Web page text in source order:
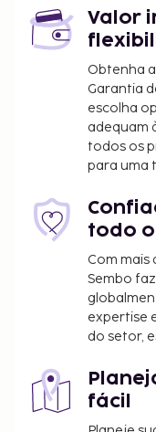
seu dispor,
O alojamento irá
seguintes custos.
Imposto
noite para um
imposto não
Incluímos todas
comunicou.
Berço: 20.0
A lista anterior
os depósitos
Todas as
deverão estar
Valor
Obtenha
Garantia
escolha
adequam
todos os
para uma
todo
Com mais
Sembo
expertise
do setor,
fácil